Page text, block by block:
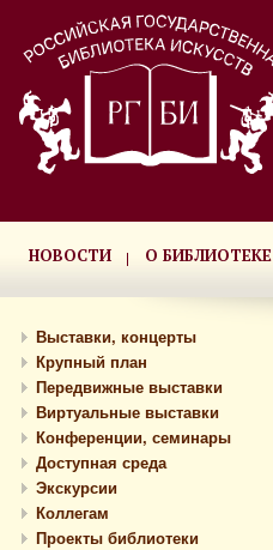
НОВОСТИ О БИБЛИОТЕКЕ
Выставки, концерты
Крупный план
Передвижные выставки
Виртуальные выставки
Конференции, семинары
Доступная среда
Экскурсии
Коллегам
Проекты библиотеки